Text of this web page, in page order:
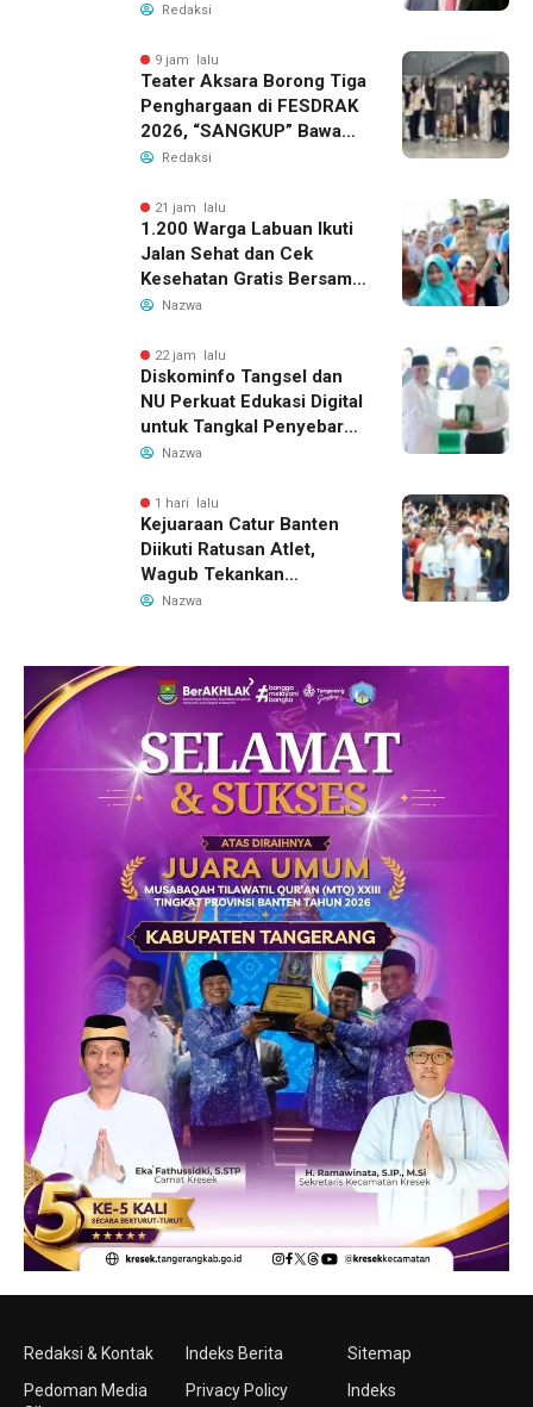
Redaksi
9 jam lalu
Teater Aksara Borong Tiga
Penghargaan di FESDRAK
2026, “SANGKUP” Bawa
Pulang Juara 2 Grup
Redaksi
21 jam lalu
1.200 Warga Labuan Ikuti
Jalan Sehat dan Cek
Kesehatan Gratis Bersama
Gubernur Banten
Nazwa
22 jam lalu
Diskominfo Tangsel dan
NU Perkuat Edukasi Digital
untuk Tangkal Penyebaran
Hoaks
Nazwa
1 hari lalu
Kejuaraan Catur Banten
Diikuti Ratusan Atlet,
Wagub Tekankan
Pembinaan Dini
Nazwa
Redaksi & Kontak
Pedoman Media
Indeks Berita
Privacy Policy
Sitemap
Indeks